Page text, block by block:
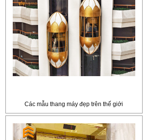
Các mẫu thang máy đẹp trên thế giới